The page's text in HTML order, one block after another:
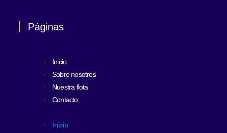
Páginas
Inicio
Sobre nosotros
Nuestra flota
Contacto
Inicio